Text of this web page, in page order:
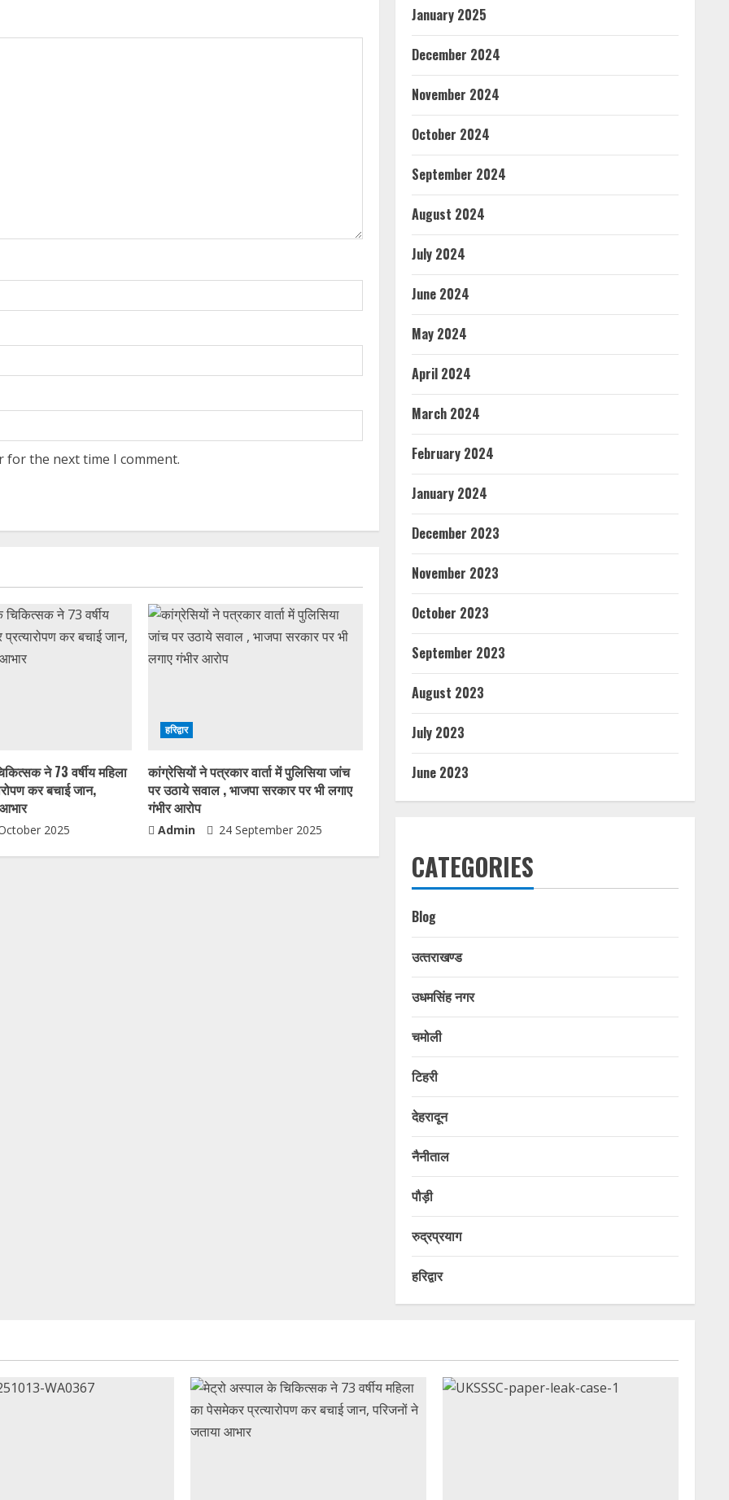
for the next time I comment.
ने 73 वर्षीय महिला
कर बचाई जान,
2025
हरिद्वार
कांग्रेसियों ने पत्रकार वार्ता में पुलिसिया जांच
पर उठाये सवाल , भाजपा सरकार पर भी लगाए
गंभीर आरोप
Admin 24 September 2025
January 2025
December 2024
November 2024
October 2024
September 2024
August 2024
July 2024
June 2024
May 2024
April 2024
March 2024
February 2024
January 2024
December 2023
November 2023
October 2023
September 2023
August 2023
July 2023
June 2023
CATEGORIES
Blog
उत्‍तराखण्‍ड
उधमसिंह नगर
चमोली
टिहरी
देहरादून
नैनीताल
पौड़ी
रुद्रप्रयाग
हरिद्वार